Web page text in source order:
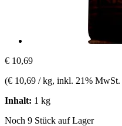
€ 10,69
(€ 10,69 / kg, inkl. 21% MwSt.
Inhalt: 1 kg
Noch 9 Stück auf Lager